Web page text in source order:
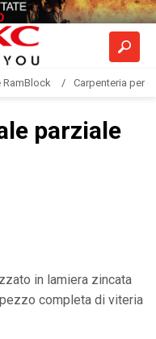
RamBlock Carpenteria per
parziale
in lamiera zincata
completa di viteria